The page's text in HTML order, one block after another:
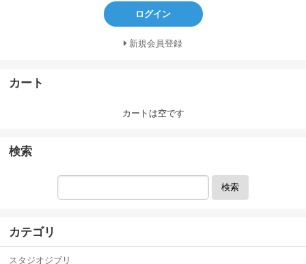
ログイン
新規会員登録
カート
カートは空です
検索
検索
カテゴリ
スタジオジブリ